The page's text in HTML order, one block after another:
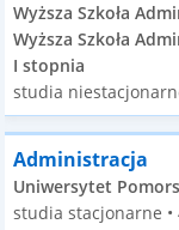
Wyższa Szkoła
Wyższa Szkoła
I stopnia
studia
Administracja
Uniwersytet
studia stacjonarne •